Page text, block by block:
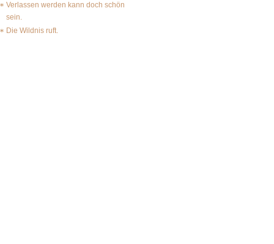
Verlassen werden kann doch schön
sein.
Die Wildnis ruft.